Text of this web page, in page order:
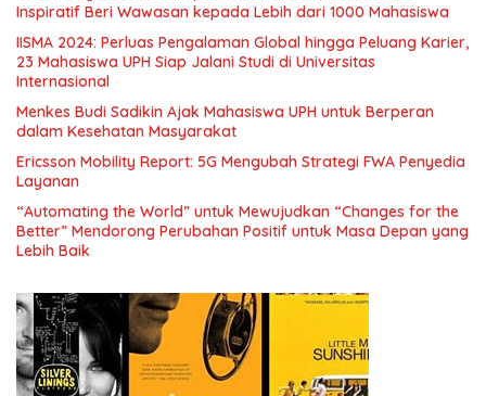
Inspiratif Beri Wawasan kepada Lebih dari 1000 Mahasiswa
IISMA 2024: Perluas Pengalaman Global hingga Peluang Karier,
23 Mahasiswa UPH Siap Jalani Studi di Universitas
Internasional
Menkes Budi Sadikin Ajak Mahasiswa UPH untuk Berperan
dalam Kesehatan Masyarakat
Ericsson Mobility Report: 5G Mengubah Strategi FWA Penyedia
Layanan
“Automating the World” untuk Mewujudkan “Changes for the
Better” Mendorong Perubahan Positif untuk Masa Depan yang
Lebih Baik